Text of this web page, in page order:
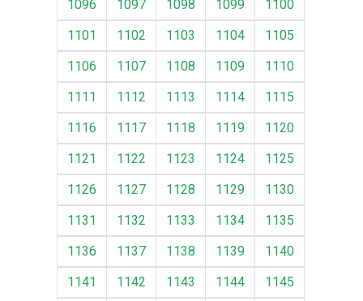
1096
1097 1098 1099
1100
1101
1102 1103 1104
1105
1106
1107 1108 1109
1110
1111
1112 1113 1114
1115
1116
1117 1118 1119
1120
1121
1122 1123 1124
1125
1126
1127 1128 1129
1130
1131
1132 1133 1134
1135
1136
1137 1138 1139
1140
1141
1142 1143 1144 1145